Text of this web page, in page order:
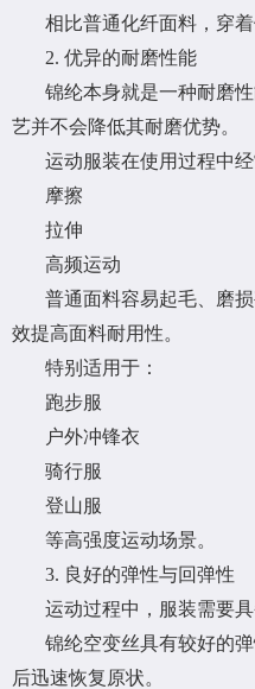
相比普通化纤面料，穿着
2. 优异的耐磨性能
锦纶本身就是一种耐磨
艺并不会降低其耐磨优势。
运动服装在使用过程中经
摩擦
拉伸
高频运动
普通面料容易起毛、磨
效提高面料耐用性。
特别适用于：
跑步服
户外冲锋衣
骑行服
登山服
等高强度运动场景。
3. 良好的弹性与回弹性
运动过程中，服装需要
锦纶空变丝具有较好的
后迅速恢复原状。